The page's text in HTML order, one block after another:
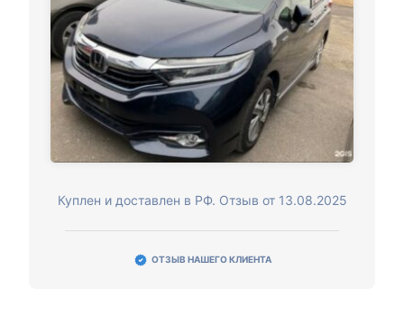
Куплен и доставлен в РФ. Отзыв от 13.08.2025
ОТЗЫВ НАШЕГО КЛИЕНТА